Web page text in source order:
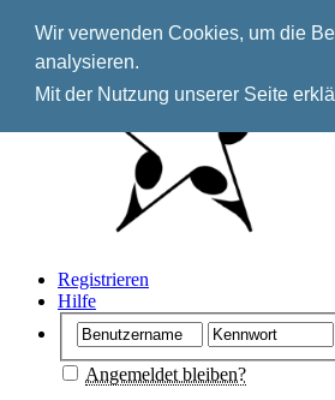
Wir verwenden Cookies, um die
analysieren.
Mit der Nutzung unserer Seite
Registrieren
Hilfe
Angemeldet bleiben?